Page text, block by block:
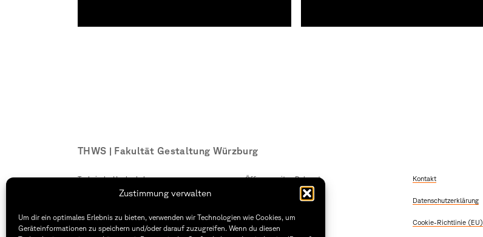
Zustimmung verwalten
Um dir ein optimales Erlebnis zu bieten, verwenden wir Technologien wie Cookies, um
Geräteinformationen zu speichern und/oder darauf zuzugreifen. Wenn du diesen
THWS | Fakultät Gestaltung Würzburg
Technische Hochschule
Würzburg-Schweinfurt
97074 Würzburg
tel: +49 931 35 11 93 02
Öffnungszeiten Dekanat
Dienstag & Donnerstag
8:30 – 15:30
Kontakt
Datenschutzerklärung
Cookie-Richtlinie (EU)